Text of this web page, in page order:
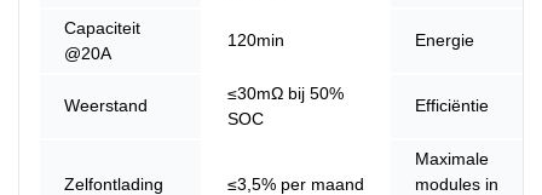
Capaciteit
@20A
120min Energie
Weerstand
≤30mΩ bij 50%
SOC
Efficiëntie
Zelfontlading ≤3,5% per maand
Maximale
modules in